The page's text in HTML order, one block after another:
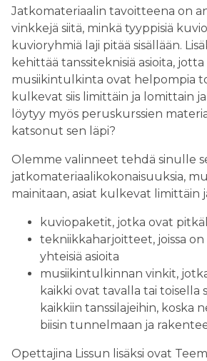
Jatkomateriaalin tavoitteena on
vinkkejä siitä, minkä tyyppisiä
kuvioryhmiä laji pitää sisällään.
kehittää tanssiteknisiä asioita,
musiikintulkinta ovat helpompia
kulkevat siis limittäin ja lomittain ja
löytyy myös peruskurssien
katsonut sen läpi?
Olemme valinneet tehdä sinulle
jatkomateriaalikokonaisuuksia,
mainitaan, asiat kulkevat limittäin
kuviopaketit, jotka ovat
tekniikkaharjoitteet, joissa
yhteisiä asioita
musiikintulkinnan vinkit,
kaikki ovat tavalla tai toisella
kaikkiin tanssilajeihin, koska
biisin tunnelmaan ja
Opettajina Lissun lisäksi ovat